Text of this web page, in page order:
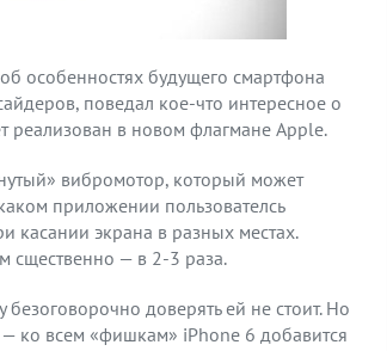
особенностях будущего смартфона
поведал кое-что интересное о
реализован в новом флагмане Apple.
вибромотор, который может
приложении пользователсь
касании экрана в разных местах.
сщественно — в 2-3 раза.
доверять ей не стоит. Но
— ко всем «фишкам» iPhone 6 добавится